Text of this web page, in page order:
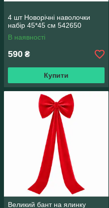
4 шт Новорічні наволочки
набір 45*45 см 542650
В наявності
590 ₴
Купити
Великий бант на ялинку